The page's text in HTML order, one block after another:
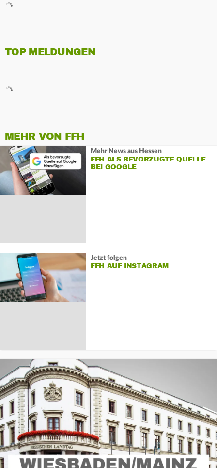
TOP MELDUNGEN
MEHR VON FFH
Mehr News aus Hessen
FFH ALS BEVORZUGTE QUELLE
BEI GOOGLE
Jetzt folgen
FFH AUF INSTAGRAM